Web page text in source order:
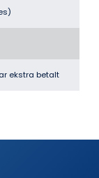
ekstra betalt